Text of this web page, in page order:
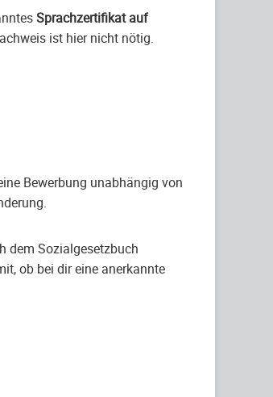
Sprachzertifikat auf
ist hier nicht nötig.
Bewerbung unabhängig von
dem Sozialgesetzbuch
ob bei dir eine anerkannte